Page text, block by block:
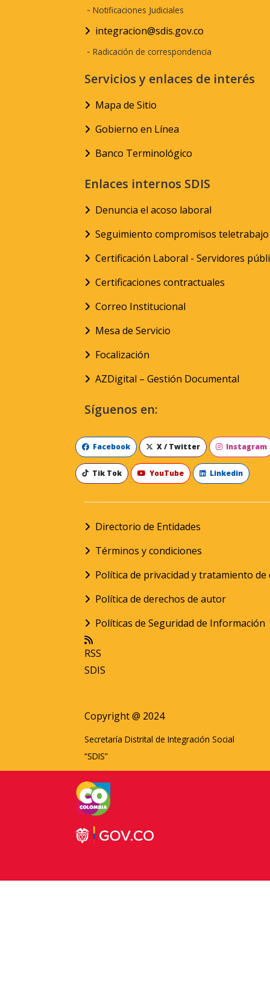
- Notificaciones Judiciales
integracion@sdis.gov.co
- Radicación de correspondencia
Servicios y enlaces de interés
Mapa de Sitio
Gobierno en Línea
Banco Terminológico
Enlaces internos SDIS
Denuncia el acoso laboral
Seguimiento compromisos teletrabajo
Certificación Laboral - Servidores
Certificaciones contractuales
Correo Institucional
Mesa de Servicio
Focalización
AZDigital – Gestión Documental
Síguenos en:
Facebook X / Twitter Instagram
Tik Tok YouTube Linkedin
Directorio de Entidades
Términos y condiciones
Política de privacidad y tratamiento
Política de derechos de autor
Políticas de Seguridad de Información
RSS
SDIS
Copyright @ 2024
Secretaría Distrital de Integración Social
“SDIS”